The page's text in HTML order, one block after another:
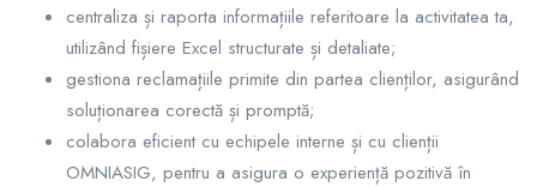
centraliza și raporta informațiile referitoare la activitatea ta,
utilizând fișiere Excel structurate și detaliate;
gestiona reclamațiile primite din partea clienților, asigurând
soluționarea corectă și promptă;
colabora eficient cu echipele interne și cu clienții
OMNIASIG, pentru a asigura o experiență pozitivă în